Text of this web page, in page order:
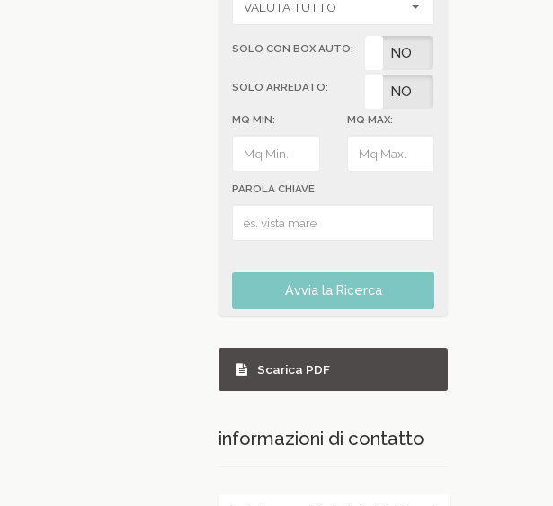
SOLO CON BOX AUTO:
SI NO
SOLO ARREDATO:SI NO
MQ MIN: MQ MAX:
PAROLA CHIAVE
Avvia la Ricerca
Scarica PDF
informazioni di contatto